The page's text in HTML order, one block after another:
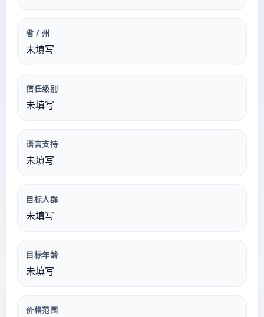
省 / 州
未填写
信任级别
未填写
语言支持
未填写
目标人群
未填写
目标年龄
未填写
价格范围